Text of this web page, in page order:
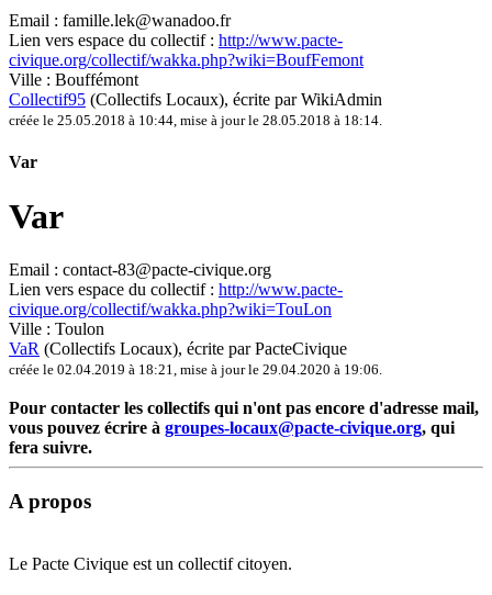
Email : famille.lek@wanadoo.fr
Lien vers espace du collectif : http://www.pacte-
civique.org/collectif/wakka.php?wiki=BoufFemont
Ville : Bouffémont
Collectif95 (Collectifs Locaux), écrite par WikiAdmin
créée le 25.05.2018 à 10:44, mise à jour le 28.05.2018 à 18:14.
Var
Var
Email : contact-83@pacte-civique.org
Lien vers espace du collectif : http://www.pacte-
civique.org/collectif/wakka.php?wiki=TouLon
Ville : Toulon
VaR (Collectifs Locaux), écrite par PacteCivique
créée le 02.04.2019 à 18:21, mise à jour le 29.04.2020 à 19:06.
Pour contacter les collectifs qui n'ont pas encore d'adresse mail,
vous pouvez écrire à groupes-locaux@pacte-civique.org, qui
fera suivre.
A propos
Le Pacte Civique est un collectif citoyen.